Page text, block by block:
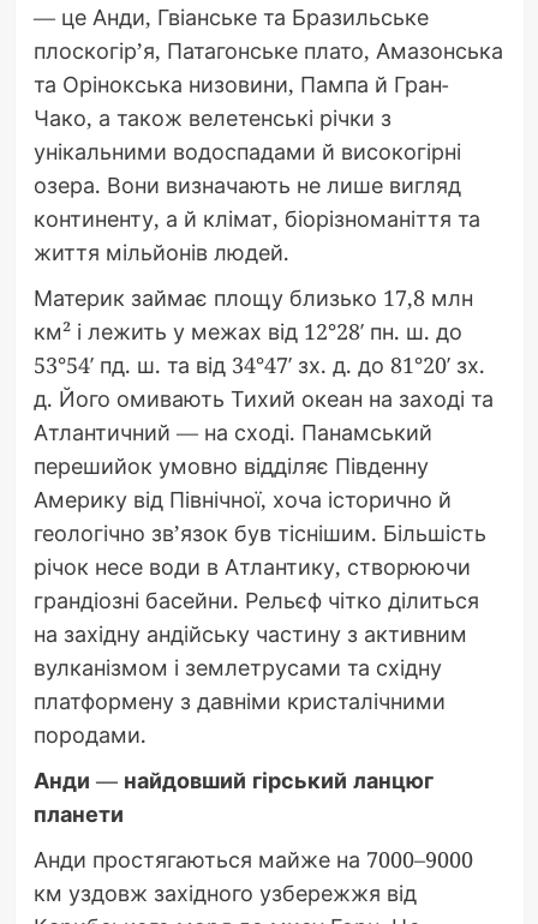
— це Анди, Гвіанське та Бразильське
плоскогір’я, Патагонське плато, Амазонська
та Орінокська низовини, Пампа й Гран-
Чако, а також велетенські річки з
унікальними водоспадами й високогірні
озера. Вони визначають не лише вигляд
континенту, а й клімат, біорізноманіття та
життя мільйонів людей.
Материк займає площу близько 17,8 млн
км² і лежить у межах від 12°28′ пн. ш. до
53°54′ пд. ш. та від 34°47′ зх. д. до 81°20′ зх.
д. Його омивають Тихий океан на заході та
Атлантичний — на сході. Панамський
перешийок умовно відділяє Південну
Америку від Північної, хоча історично й
геологічно зв’язок був тіснішим. Більшість
річок несе води в Атлантику, створюючи
грандіозні басейни. Рельєф чітко ділиться
на західну андійську частину з активним
вулканізмом і землетрусами та східну
платформену з давніми кристалічними
породами.
Анди — найдовший гірський ланцюг
планети
Анди простягаються майже на 7000–9000
км уздовж західного узбережжя від